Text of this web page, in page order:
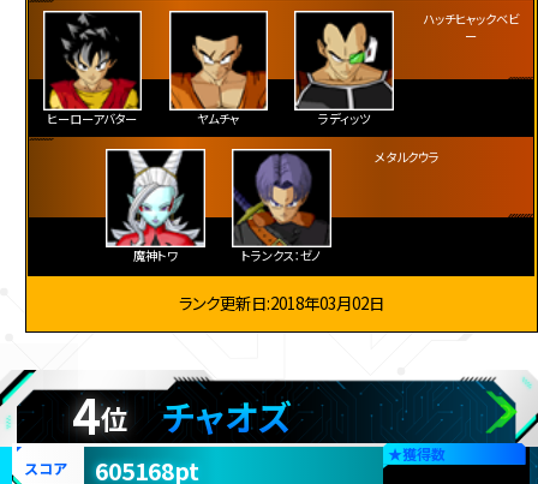
ヒーローアバター ヤムチャ ラディッツ
ハッチヒャックベビ
ランク更新日:2018年03月02日
4位 チャオズ